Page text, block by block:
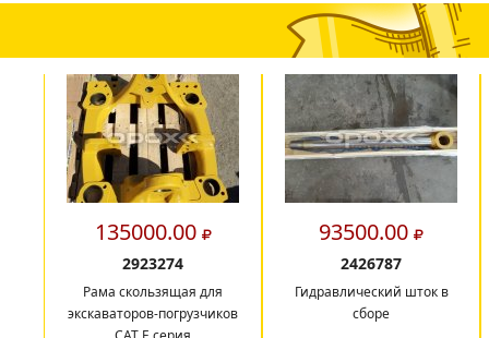
135000.00
2923274
Рама скользящая для
экскаваторов-погрузчиков
93500.00
2426787
Гидравлический шток в
сборе